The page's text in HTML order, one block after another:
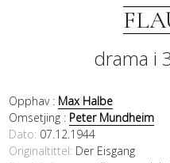
drama i
Opphav : Max Halbe
Omsetjing : Peter Mundheim
Dato 07.12.1944
Originaltittel Der Eisgang